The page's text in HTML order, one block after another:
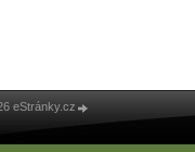
eStránky.cz